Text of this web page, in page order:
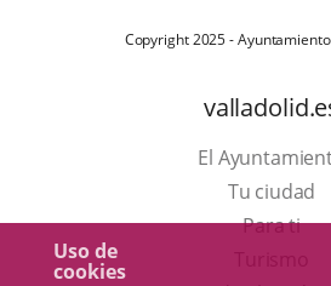
Uso de
cookies
Copyright 2025 -
El
Tu ciudad
Para ti